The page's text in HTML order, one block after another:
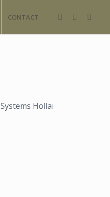
CONTACT